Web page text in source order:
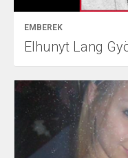
EMBEREK
Elhunyt Lang